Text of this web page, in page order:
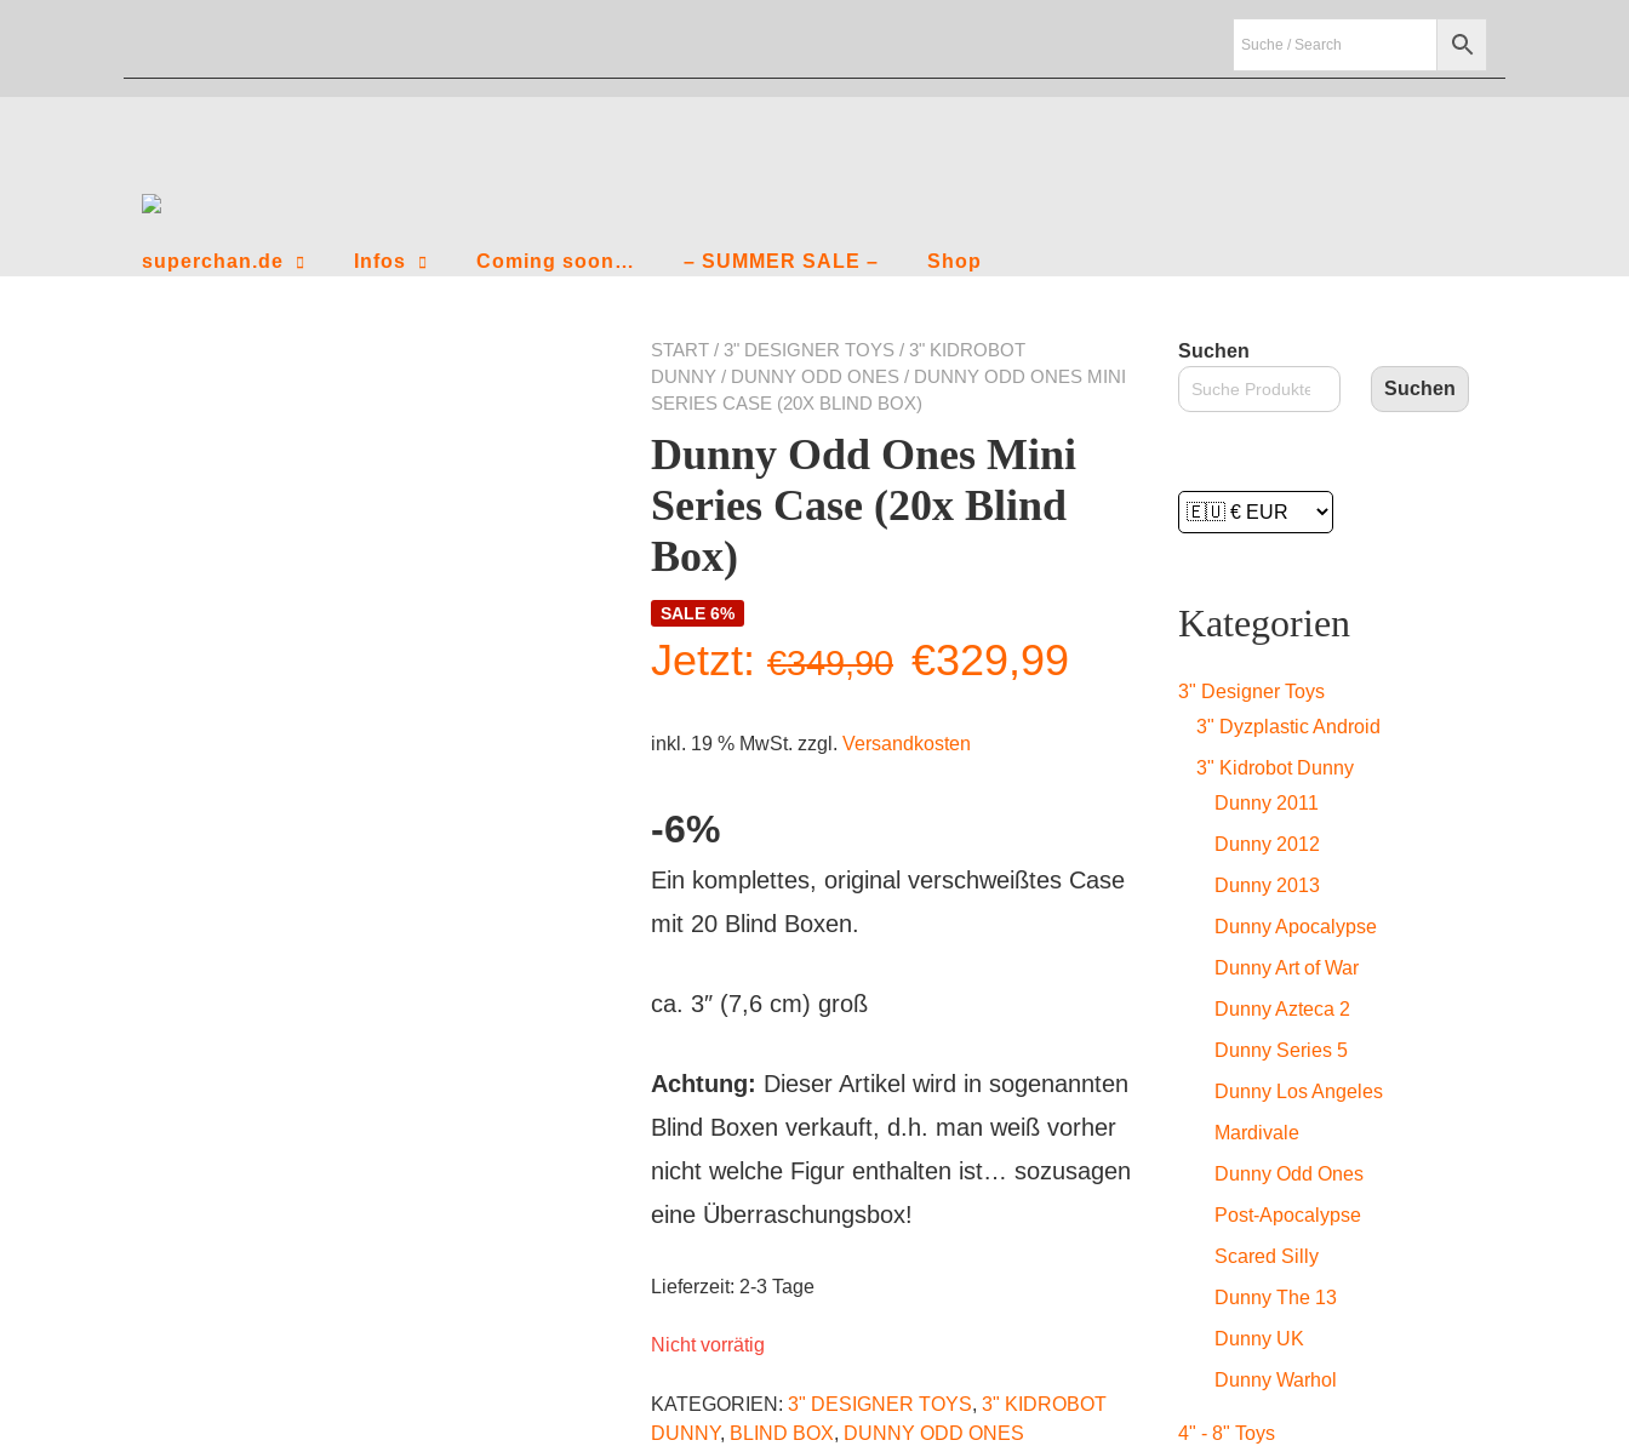
superchan.de Infos Coming soon… – SUMMER SALE – Shop
START / 3" DESIGNER TOYS / 3" KIDROBOT
DUNNY / DUNNY ODD ONES / DUNNY ODD ONES MINI
SERIES CASE (20X BLIND BOX)
Dunny Odd Ones Mini
Series Case (20x Blind
Box)
SALE 6%
Jetzt: €349,90 Ursprünglicher
Preis
€329,99
€329,99.
inkl. 19 % MwSt. zzgl. Versandkosten
-6%
Ein komplettes, original verschweißtes Case
mit 20 Blind Boxen.
ca. 3″ (7,6 cm) groß
Achtung: Dieser Artikel wird in sogenannten
Blind Boxen verkauft, d.h. man weiß vorher
nicht welche Figur enthalten ist… sozusagen
eine Überraschungsbox!
Lieferzeit: 2-3 Tage
Nicht vorrätig
KATEGORIEN: 3" DESIGNER TOYS, 3" KIDROBOT
DUNNY, BLIND BOX, DUNNY ODD ONES
Suchen
Suchen
Kategorien
3" Designer Toys
3" Dyzplastic Android
3" Kidrobot Dunny
Dunny 2011
Dunny 2012
Dunny 2013
Dunny Apocalypse
Dunny Art of War
Dunny Azteca 2
Dunny Series 5
Dunny Los Angeles
Mardivale
Dunny Odd Ones
Post-Apocalypse
Scared Silly
Dunny The 13
Dunny UK
Dunny Warhol
4" - 8" Toys